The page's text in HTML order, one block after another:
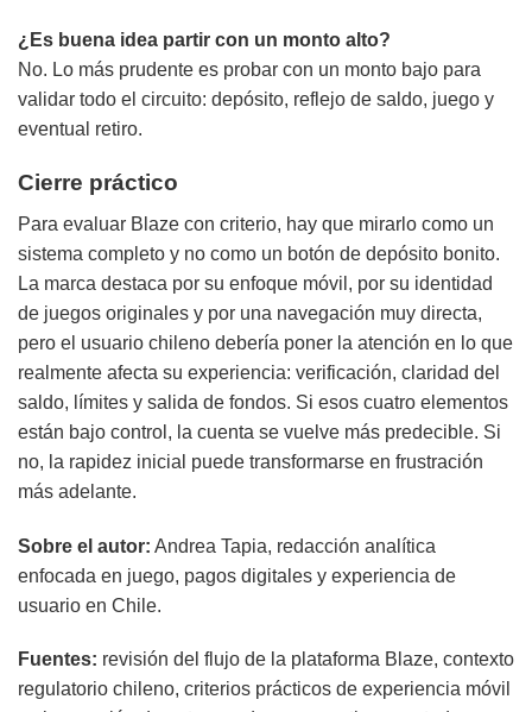
¿Es buena idea partir con un monto alto?
No. Lo más prudente es probar con un monto bajo para
validar todo el circuito: depósito, reflejo de saldo, juego y
eventual retiro.
Cierre práctico
Para evaluar Blaze con criterio, hay que mirarlo como un
sistema completo y no como un botón de depósito bonito.
La marca destaca por su enfoque móvil, por su identidad
de juegos originales y por una navegación muy directa,
pero el usuario chileno debería poner la atención en lo que
realmente afecta su experiencia: verificación, claridad del
saldo, límites y salida de fondos. Si esos cuatro elementos
están bajo control, la cuenta se vuelve más predecible. Si
no, la rapidez inicial puede transformarse en frustración
más adelante.
Sobre el autor: Andrea Tapia, redacción analítica
enfocada en juego, pagos digitales y experiencia de
usuario en Chile.
Fuentes: revisión del flujo de la plataforma Blaze, contexto
regulatorio chileno, criterios prácticos de experiencia móvil